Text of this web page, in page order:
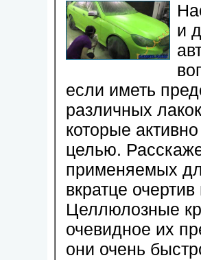
и
если иметь
различных
которые
целью.
применяемых
вкратце
Целлюлозные
очевидное их
они очень